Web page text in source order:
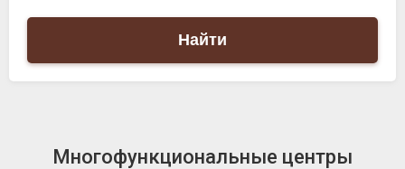
Найти
Многофункциональные центры